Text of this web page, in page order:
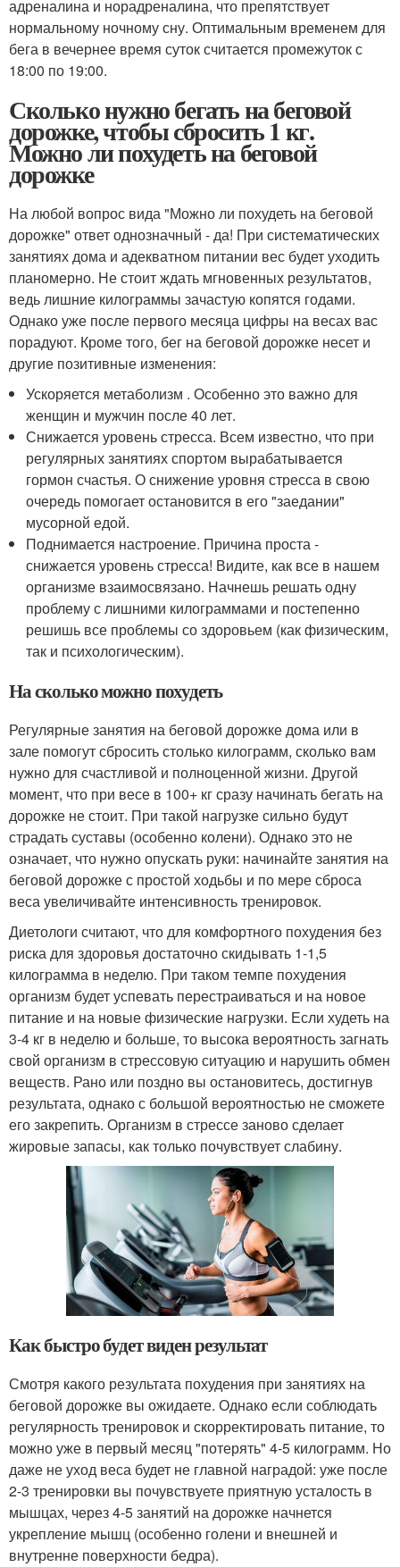
адреналина и норадреналина, что препятствует
нормальному ночному сну. Оптимальным временем для
бега в вечернее время суток считается промежуток с
18:00 по 19:00.
Сколько нужно бегать на беговой
дорожке, чтобы сбросить 1 кг.
Можно ли похудеть на беговой
дорожке
На любой вопрос вида "Можно ли похудеть на беговой
дорожке" ответ однозначный - да! При систематических
занятиях дома и адекватном питании вес будет уходить
планомерно. Не стоит ждать мгновенных результатов,
ведь лишние килограммы зачастую копятся годами.
Однако уже после первого месяца цифры на весах вас
порадуют. Кроме того, бег на беговой дорожке несет и
другие позитивные изменения:
Ускоряется метаболизм . Особенно это важно для
женщин и мужчин после 40 лет.
Снижается уровень стресса. Всем известно, что при
регулярных занятиях спортом вырабатывается
гормон счастья. О снижение уровня стресса в свою
очередь помогает остановится в его "заедании"
мусорной едой.
Поднимается настроение. Причина проста -
снижается уровень стресса! Видите, как все в нашем
организме взаимосвязано. Начнешь решать одну
проблему с лишними килограммами и постепенно
решишь все проблемы со здоровьем (как физическим,
так и психологическим).
На сколько можно похудеть
Регулярные занятия на беговой дорожке дома или в
зале помогут сбросить столько килограмм, сколько вам
нужно для счастливой и полноценной жизни. Другой
момент, что при весе в 100+ кг сразу начинать бегать на
дорожке не стоит. При такой нагрузке сильно будут
страдать суставы (особенно колени). Однако это не
означает, что нужно опускать руки: начинайте занятия на
беговой дорожке с простой ходьбы и по мере сброса
веса увеличивайте интенсивность тренировок.
Диетологи считают, что для комфортного похудения без
риска для здоровья достаточно скидывать 1-1,5
килограмма в неделю. При таком темпе похудения
организм будет успевать перестраиваться и на новое
питание и на новые физические нагрузки. Если худеть на
3-4 кг в неделю и больше, то высока вероятность загнать
свой организм в стрессовую ситуацию и нарушить обмен
веществ. Рано или поздно вы остановитесь, достигнув
результата, однако с большой вероятностью не сможете
его закрепить. Организм в стрессе заново сделает
жировые запасы, как только почувствует слабину.
Как быстро будет виден результат
Смотря какого результата похудения при занятиях на
беговой дорожке вы ожидаете. Однако если соблюдать
регулярность тренировок и скорректировать питание, то
можно уже в первый месяц "потерять" 4-5 килограмм. Но
даже не уход веса будет не главной наградой: уже после
2-3 тренировки вы почувствуете приятную усталость в
мышцах, через 4-5 занятий на дорожке начнется
укрепление мышц (особенно голени и внешней и
внутренне поверхности бедра).